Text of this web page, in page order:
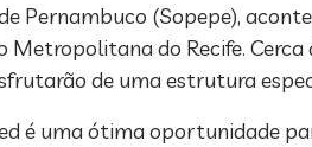
Pernambuco (Sopepe),
do Recife.
de uma estrutura
é uma ótima oportunidade